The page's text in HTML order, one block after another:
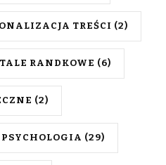
TREŚCI (2)
RANDKOWE (6)
(2)
PSYCHOLOGIA (29)